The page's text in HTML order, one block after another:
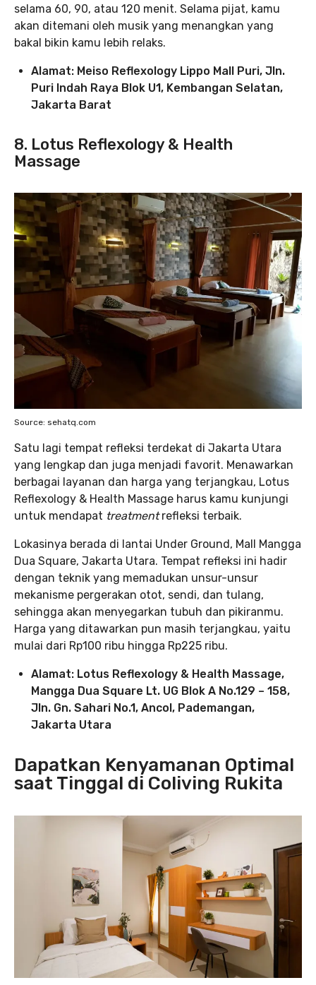
selama 60, 90, atau 120 menit. Selama pijat, kamu
akan ditemani oleh musik yang menangkan yang
bakal bikin kamu lebih relaks.
Alamat: Meiso Reflexology Lippo Mall Puri, Jln.
Puri Indah Raya Blok U1, Kembangan Selatan,
Jakarta Barat
8. Lotus Reflexology & Health
Massage
Source: sehatq.com
Satu lagi tempat refleksi terdekat di Jakarta Utara
yang lengkap dan juga menjadi favorit. Menawarkan
berbagai layanan dan harga yang terjangkau, Lotus
Reflexology & Health Massage harus kamu kunjungi
untuk mendapat treatmentrefleksi terbaik.
Lokasinya berada di lantai Under Ground, Mall Mangga
Dua Square, Jakarta Utara. Tempat refleksi ini hadir
dengan teknik yang memadukan unsur-unsur
mekanisme pergerakan otot, sendi, dan tulang,
sehingga akan menyegarkan tubuh dan pikiranmu.
Harga yang ditawarkan pun masih terjangkau, yaitu
mulai dari Rp100 ribu hingga Rp225 ribu.
Alamat: Lotus Reflexology & Health Massage,
Mangga Dua Square Lt. UG Blok A No.129 – 158,
Jln. Gn. Sahari No.1, Ancol, Pademangan,
Jakarta Utara
Dapatkan Kenyamanan Optimal
saat Tinggal di Coliving Rukita